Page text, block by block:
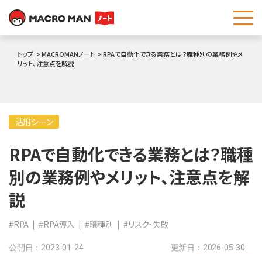
トップ MACROMANノート
RPAで自動化できる業務とは？職種別の業務例やメ
リット、注意点を解説
活用シーン
RPAで自動化できる業務とは？職種
別の業務例やメリット、注意点を解
説
#RPA #RPA導入 #職種別 #リスク・失敗
公開日：2023-01-24 更新日：2026-05-30